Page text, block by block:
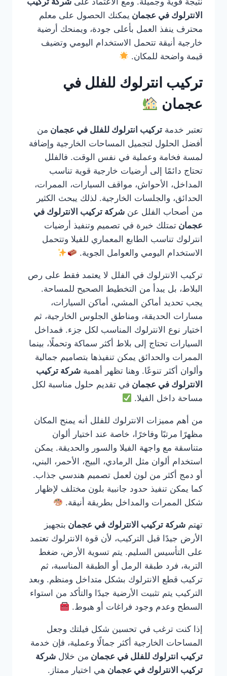
الانترلوك في عجمان يمكنك الحصول على معلم
محترف ينفذ العمل بأعلى جودة، ويمنحك أرضية
خارجية أنيقة تتحمل الاستخدام اليومي وتضيف
قيمة واضحة للمكان.
تركيب انترلوك للفلل في
عجمان
تعتبر خدمة تركيب انترلوك للفلل في عجمان من
أفضل الحلول لتجميل المساحات الخارجية وإضافة
لمسة فخامة وعملية في نفس الوقت. فالفلل
تحتاج دائمًا إلى أرضيات خارجية قوية تناسب
المداخل، الأحواش، مواقف السيارات، الممرات،
الحدائق، والجلسات الخارجية. لذلك يبحث الكثير
من أصحاب الفلل عن شركة تركيب الانترلوك في
عجمان تمتلك خبرة في تصميم وتنفيذ أرضيات
انترلوك تناسب الطابع المعماري للفيلا وتتحمل
الاستخدام اليومي والعوامل الجوية.
تركيب الانترلوك في الفلل لا يعتمد فقط على رص
البلاط، بل يبدأ من التخطيط الصحيح للمساحة.
يجب تحديد أماكن المشي، أماكن السيارات،
مسارات الحديقة، ومناطق الجلوس الخارجية، ثم
اختيار نوع الانترلوك المناسب لكل جزء. فمداخل
السيارات تحتاج إلى بلاط أكثر سماكة وتحملًا، بينما
الممرات والحدائق يمكن تنفيذها بتصاميم جمالية
وألوان أكثر تنوعًا. وهنا تظهر أهمية شركة تركيب
الانترلوك في عجمان في تقديم حلول مناسبة لكل
مساحة داخل الفيلا.
من أهم مميزات الانترلوك للفلل أنه يمنح المكان
مظهرًا مرتبًا وفاخرًا، خاصة عند اختيار ألوان
متناسقة مع واجهة الفيلا والسور والحديقة. يمكن
استخدام ألوان مثل الرمادي، البيج، الأحمر، البني،
أو دمج أكثر من لون لعمل تصميم هندسي جذاب.
كما يمكن تنفيذ حدود جانبية بلون مختلف لإظهار
شكل الممرات والمداخل بطريقة أنيقة.
تهتم شركة تركيب الانترلوك في عجمان بتجهيز
الأرض جيدًا قبل التركيب، لأن قوة الانترلوك تعتمد
على التأسيس السليم. يتم تسوية الأرض، ضغط
التربة، فرد طبقة الرمل أو الطبقة المناسبة، ثم
تركيب قطع الانترلوك بشكل متداخل ومنظم. وبعد
التركيب يتم تثبيت الأرضية جيدًا والتأكد من استواء
السطح وعدم وجود فراغات أو هبوط.
إذا كنت ترغب في تحسين شكل فيلتك وجعل
المساحات الخارجية أكثر جمالًا وعملية، فإن خدمة
تركيب انترلوك للفلل في عجمان من خلال شركة
تركيب الانترلوك في عجمان هي اختيار ممتاز.